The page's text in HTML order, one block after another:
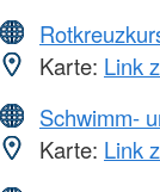
Karte: Link
Schwimm-
Karte: Link